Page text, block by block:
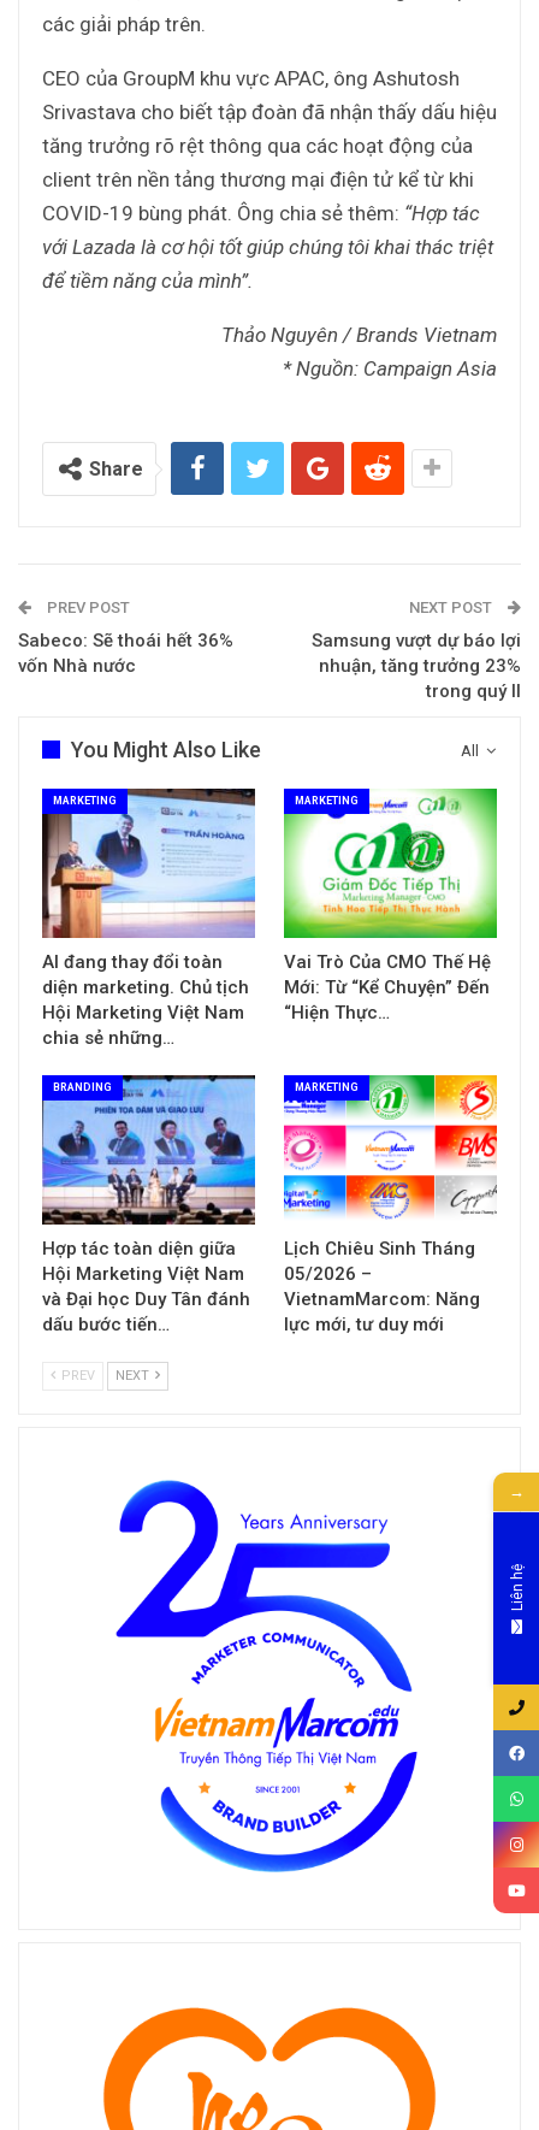
các giải pháp trên.
CEO của GroupM khu vực APAC, ông Ashutosh
Srivastava cho biết tập đoàn đã nhận thấy dấu hiệu
tăng trưởng rõ rệt thông qua các hoạt động của
client trên nền tảng thương mại điện tử kể từ khi
COVID-19 bùng phát. Ông chia sẻ thêm: “Hợp tác
với Lazada là cơ hội tốt giúp chúng tôi khai thác triệt
để tiềm năng của mình”.
Thảo Nguyên / Brands Vietnam
* Nguồn: Campaign Asia
Share
PREV POST
Sabeco: Sẽ thoái hết 36%
vốn Nhà nước
NEXT POST
Samsung vượt dự báo lợi
nhuận, tăng trưởng 23%
trong quý II
All
You Might Also Like
MARKETING
AI đang thay đổi toàn
diện marketing. Chủ tịch
Hội Marketing Việt Nam
chia sẻ những…
MARKETING
Vai Trò Của CMO Thế Hệ
Mới: Từ “Kể Chuyện” Đến
“Hiện Thực…
BRANDING
Hợp tác toàn diện giữa
Hội Marketing Việt Nam
và Đại học Duy Tân đánh
dấu bước tiến…
MARKETING
Lịch Chiêu Sinh Tháng
05/2026 –
VietnamMarcom: Năng
lực mới, tư duy mới
PREV NEXT
→
Liên hệ